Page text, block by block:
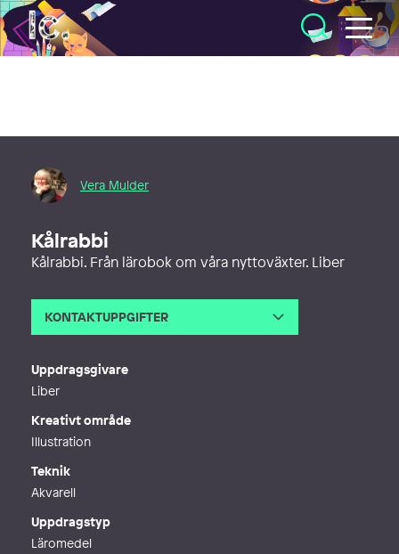
Illustratörcentrum
Vera Mulder
Kålrabbi
Kålrabbi. Från lärobok om våra nyttoväxter. Liber
KONTAKTUPPGIFTER
Uppdragsgivare
Liber
Kreativt område
Illustration
Teknik
Akvarell
Uppdragstyp
Läromedel